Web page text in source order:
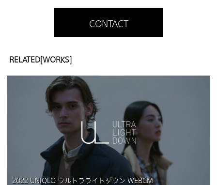
CONTACT
RELATED[WORKS]
2022 UNIQLO ウルトラライトダウン WEBCM